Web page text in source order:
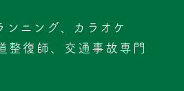
ンニング、カラオケ
整復師、交通事故専門